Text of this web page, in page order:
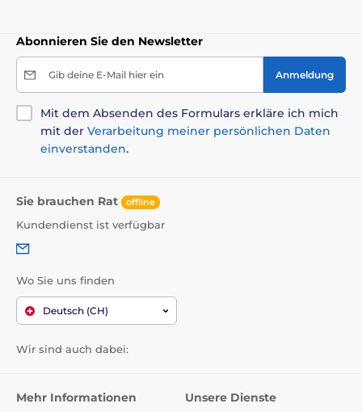
Abonnieren Sie den Newsletter
Gib deine E-Mail hier ein Anmeldung
Mit dem Absenden des Formulars erkläre ich mich
mit der Verarbeitung meiner persönlichen Daten
einverstanden.
Sie brauchen Rat offline
Kundendienst ist verfügbar
Wo Sie uns finden
Deutsch (CH)
Wir sind auch dabei:
Mehr Informationen Unsere Dienste